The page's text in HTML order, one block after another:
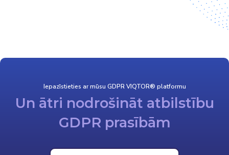
Iepazīstieties ar mūsu GDPR VIQTOR® platformu
Un ātri nodrošināt atbilstību
GDPR prasībām